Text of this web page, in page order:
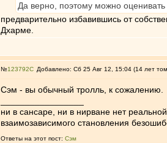
Да верно, поэтому можно
предварительно избавившись от
Дхарме.
№123792 Добавлено: Сб 25 Авг 12, 15:04 (14 лет
Сэм - вы обычный тролль, к сожалению.
ни в сансаре, ни в нирване нет
взаимозависимого становления
Ответы на этот пост: Сэм